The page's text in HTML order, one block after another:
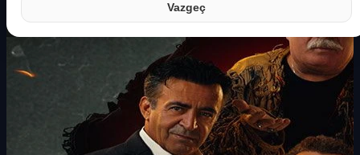
Vazgeç